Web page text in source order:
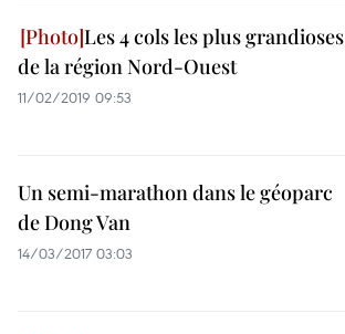
Les 4 cols les plus grandioses
de la région Nord-Ouest
11/02/2019 09:53
Un semi-marathon dans le géoparc
de Dong Van
14/03/2017 03:03